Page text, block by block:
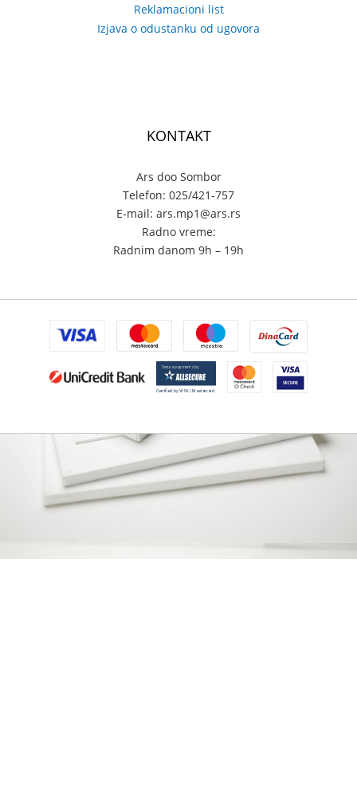
Reklamacioni list
Izjava o odustanku od ugovora
KONTAKT
Ars doo Sombor
Telefon: 025/421-757
E-mail: ars.mp1@ars.rs
Radno vreme:
Radnim danom 9h – 19h